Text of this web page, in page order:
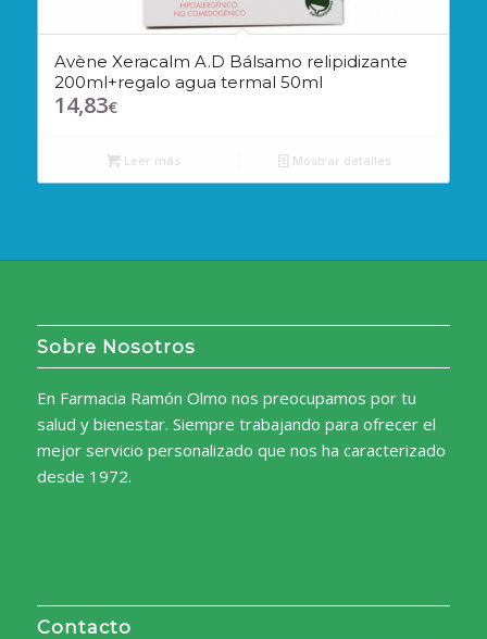
Avène Xeracalm A.D Bálsamo relipidizante
200ml+regalo agua termal 50ml
14,83€
Leer más Mostrar detalles
Sobre Nosotros
En Farmacia Ramón Olmo nos preocupamos por tu
salud y bienestar. Siempre trabajando para ofrecer el
mejor servicio personalizado que nos ha caracterizado
desde 1972.
Contacto